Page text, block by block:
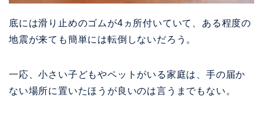
底には滑り止めのゴムが4ヵ所付いていて、ある程度の
地震が来ても簡単には転倒しないだろう。
一応、小さい子どもやペットがいる家庭は、手の届か
ない場所に置いたほうが良いのは言うまでもない。